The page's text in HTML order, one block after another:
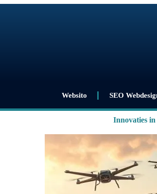
Websito SEO
Innovaties